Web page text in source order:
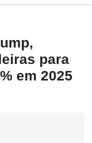
para
em 2025